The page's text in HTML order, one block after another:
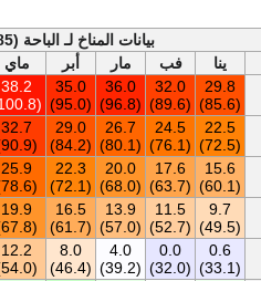
بيانات المناخ لـ الباحة (1985–2010)
ينا فب مار أبر ماي
29.8
(85.6)
32.0
(89.6)
36.0
(96.8)
35.0
(95.0)
38.2
(100.8)
22.5
(72.5)
24.5
(76.1)
26.7
(80.1)
29.0
(84.2)
32.7
(90.9)
15.6
(60.1)
17.6
(63.7)
20.0
(68.0)
22.3
(72.1)
25.9
(78.6)
9.7
(49.5)
11.5
(52.7)
13.9
(57.0)
16.5
(61.7)
19.9
(67.8)
0.6
(33.1)
0.0
(32.0)
4.0
(39.2)
8.0
(46.4)
12.2
(54.0)